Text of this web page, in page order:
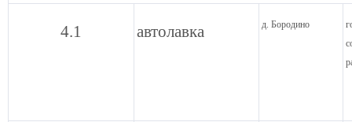
4.1 автолавка д. Бородино